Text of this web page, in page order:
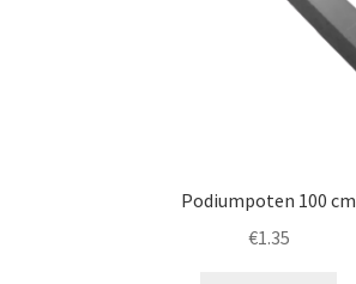
Podiumpoten 100 cm
€1.35